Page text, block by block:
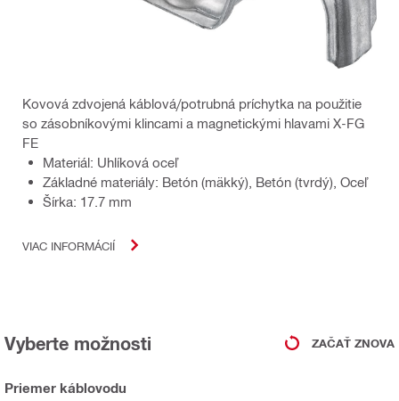
Kovová zdvojená káblová/potrubná príchytka na použitie
so zásobníkovými klincami a magnetickými hlavami X-FG
FE
Materiál: Uhlíková oceľ
Základné materiály: Betón (mäkký), Betón (tvrdý), Oceľ
Šírka: 17.7 mm
VIAC INFORMÁCIÍ
Vyberte možnosti ZAČAŤ ZNOVA
Priemer káblovodu